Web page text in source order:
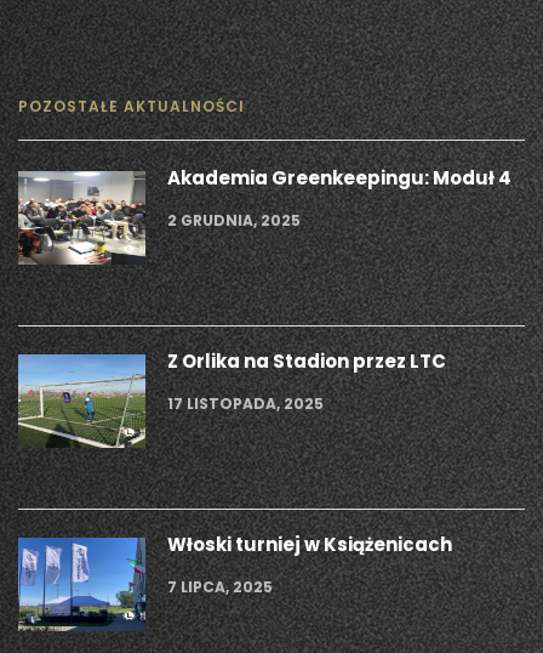
POZOSTAŁE AKTUALNOŚCI
Akademia Greenkeepingu: Moduł 4
2 GRUDNIA, 2025
Z Orlika na Stadion przez LTC
17 LISTOPADA, 2025
Włoski turniej w Książenicach
7 LIPCA, 2025